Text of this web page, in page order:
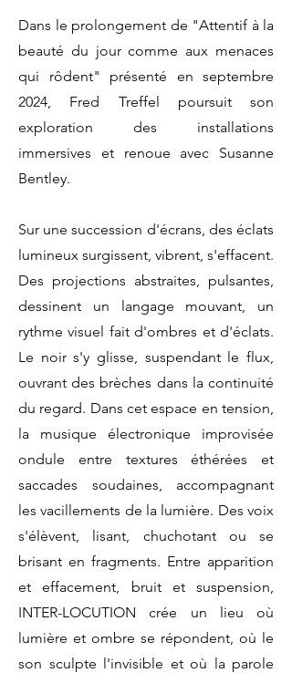
Dans le prolongement de "Attentif à la
beauté du jour comme aux menaces
qui rôdent" présenté en septembre
2024, Fred Treffel poursuit son
exploration des installations
immersives et renoue avec Susanne
Bentley.
Sur une succession d'écrans, des éclats
lumineux surgissent, vibrent, s'effacent.
Des projections abstraites, pulsantes,
dessinent un langage mouvant, un
rythme visuel fait d'ombres et d'éclats.
Le noir s'y glisse, suspendant le flux,
ouvrant des brèches dans la continuité
du regard. Dans cet espace en tension,
la musique électronique improvisée
ondule entre textures éthérées et
saccades soudaines, accompagnant
les vacillements de la lumière. Des voix
s'élèvent, lisant, chuchotant ou se
brisant en fragments. Entre apparition
et effacement, bruit et suspension,
INTER-LOCUTION crée un lieu où
lumière et ombre se répondent, où le
son sculpte l'invisible et où la parole